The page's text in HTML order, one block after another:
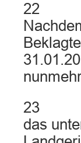
22
23
das